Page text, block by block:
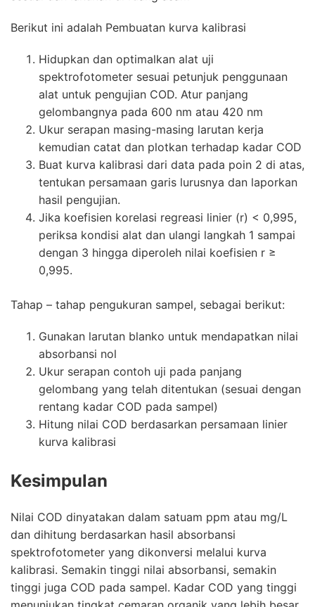
Berikut ini adalah Pembuatan kurva kalibrasi
Hidupkan dan optimalkan alat uji
spektrofotometer sesuai petunjuk penggunaan
alat untuk pengujian COD. Atur panjang
gelombangnya pada 600 nm atau 420 nm
Ukur serapan masing-masing larutan kerja
kemudian catat dan plotkan terhadap kadar COD
Buat kurva kalibrasi dari data pada poin 2 di atas,
tentukan persamaan garis lurusnya dan laporkan
hasil pengujian.
Jika koefisien korelasi regreasi linier (r) < 0,995,
periksa kondisi alat dan ulangi langkah 1 sampai
dengan 3 hingga diperoleh nilai koefisien r ≥
0,995.
Tahap – tahap pengukuran sampel, sebagai berikut:
Gunakan larutan blanko untuk mendapatkan nilai
absorbansi nol
Ukur serapan contoh uji pada panjang
gelombang yang telah ditentukan (sesuai dengan
rentang kadar COD pada sampel)
Hitung nilai COD berdasarkan persamaan linier
kurva kalibrasi
Kesimpulan
Nilai COD dinyatakan dalam satuam ppm atau mg/L
dan dihitung berdasarkan hasil absorbansi
spektrofotometer yang dikonversi melalui kurva
kalibrasi. Semakin tinggi nilai absorbansi, semakin
tinggi juga COD pada sampel. Kadar COD yang tinggi